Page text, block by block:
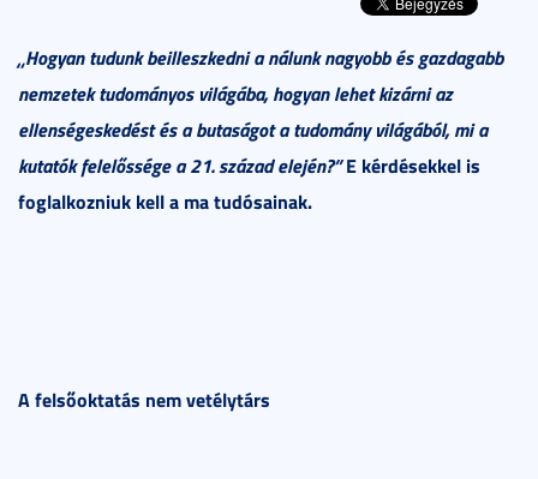
„Hogyan tudunk beilleszkedni a nálunk nagyobb és gazdagabb
nemzetek tudományos világába, hogyan lehet kizárni az
ellenségeskedést és a butaságot a tudomány világából, mi a
kutatók felelőssége a 21. század elején?” E kérdésekkel is
foglalkozniuk kell a ma tudósainak.
A felsőoktatás nem vetélytárs